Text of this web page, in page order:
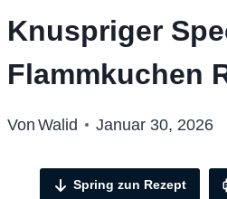
Knuspriger
Flammkuchen
Von Walid Januar 30, 2026
Spring zun Rezept